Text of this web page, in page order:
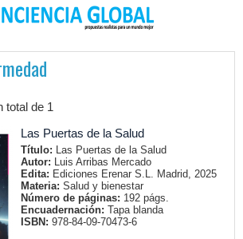
total de 1
Las Puertas de la Salud
Título: Las Puertas de la Salud
Autor: Luis Arribas Mercado
Edita: Ediciones Erenar S.L. Madrid, 2025
Materia: Salud y bienestar
Número de páginas: 192 págs.
Encuadernación: Tapa blanda
ISBN: 978-84-09-70473-6